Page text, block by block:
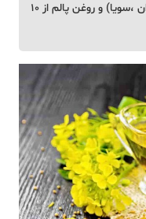
سفارش واردات روغن خام (کلزا ،آفتابگردان ،سویا) و روغن پالم از ۱۰